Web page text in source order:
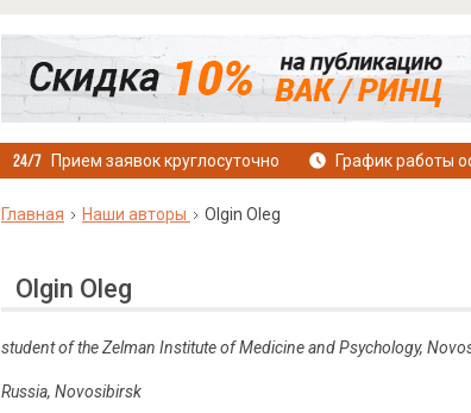
Прием заявок круглосуточно График работы
Главная Наши авторы Olgin Oleg
Olgin Oleg
student of the Zelman Institute of Medicine and Psychology,
Russia, Novosibirsk